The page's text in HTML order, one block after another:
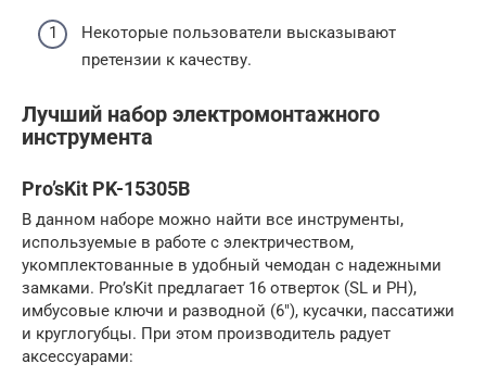
Некоторые пользователи высказывают
претензии к качеству.
Лучший набор электромонтажного
инструмента
Pro’sKit PK-15305B
В данном наборе можно найти все инструменты,
используемые в работе с электричеством,
укомплектованные в удобный чемодан с надежными
замками. Pro’sKit предлагает 16 отверток (SL и PH),
имбусовые ключи и разводной (6″), кусачки, пассатижи
и круглогубцы. При этом производитель радует
аксессуарами: